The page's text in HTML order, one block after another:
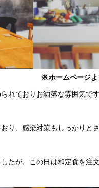
※ホームページよ
れておりお洒落な雰囲気で
り、感染対策もしっかりと
たが、この日は和定食を注文